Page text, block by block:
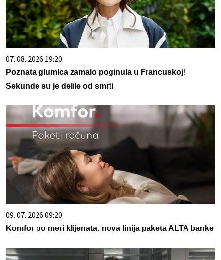
07. 08. 2026 19:20
Poznata glumica zamalo poginula u Francuskoj!
Sekunde su je delile od smrti
09. 07. 2026 09:20
Komfor po meri klijenata: nova linija paketa ALTA banke